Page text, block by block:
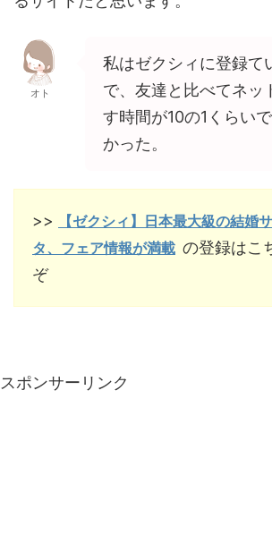
オト
私はゼクシィに登録て
で、友達と比べてネッ
す時間が10の1くらい
かった。
>>
【ゼクシィ】日本最大級の結婚
タ、フェア情報が満載 の登録はこ
ぞ
スポンサーリンク